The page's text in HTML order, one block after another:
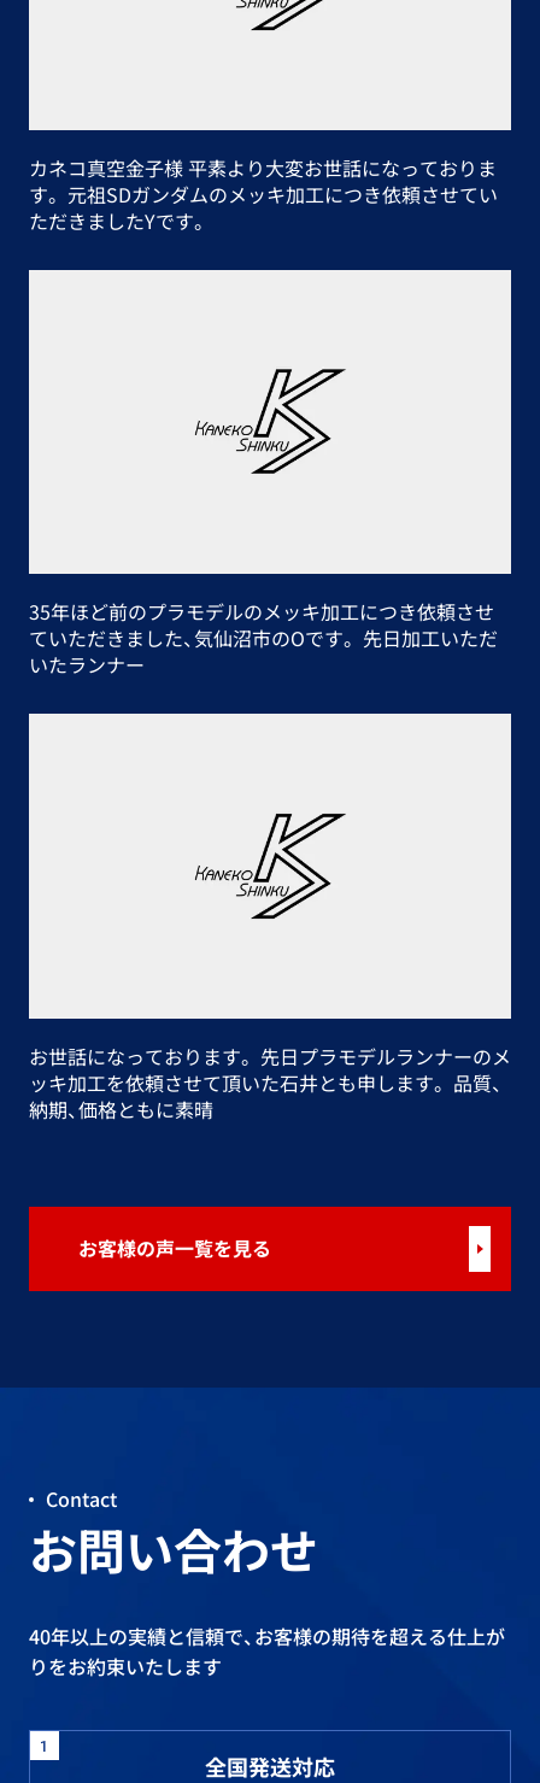
カネコ真空金子様 平素より大変お世話になっておりま
す。 元祖SDガンダムのメッキ加工につき依頼させてい
ただきましたYです。
35年ほど前のプラモデルのメッキ加工につき依頼させ
ていただきました、気仙沼市のOです。 先日加工いただ
いたランナー
お世話になっております。 先日プラモデルランナーのメ
ッキ加工を依頼させて頂いた石井とも申します。 品質、
納期、価格ともに素晴
お客様の声一覧を見る
Contact
お問い合わせ
40年以上の実績と信頼で、お客様の期待を超える仕上が
りをお約束いたします
1
全国発送対応